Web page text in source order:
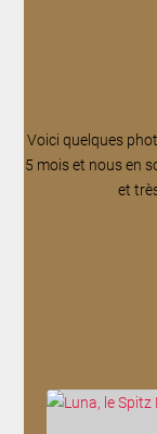
Voici quelques
5 mois et nous en
et